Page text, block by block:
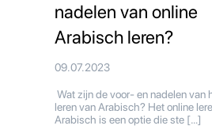
nadelen van online
Arabisch leren?
09.07.2023
Wat zijn de voor- en nadelen van
leren van Arabisch? Het online
Arabisch is een optie die ste […]